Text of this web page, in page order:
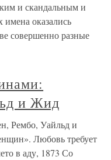
и скандальным и
имена оказались
совершенно разные
и Жид
Рембо, Уайльд и
Любовь требует
в аду, 1873 Со